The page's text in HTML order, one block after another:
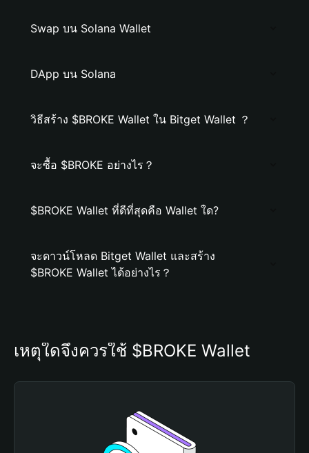
Swap บน Solana Wallet
DApp บน Solana
วิธีสร้าง $BROKE Wallet ใน Bitget Wallet ？
จะซื้อ $BROKE อย่างไร？
$BROKE Wallet ที่ดีที่สุดคือ Wallet ใด?
จะดาวน์โหลด Bitget Wallet และสร้าง
$BROKE Wallet ได้อย่างไร？
เหตุใดจึงควรใช้ $BROKE Wallet